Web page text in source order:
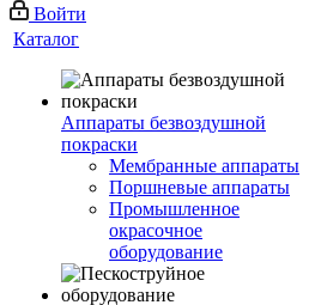
Войти
Каталог
Аппараты безвоздушной
покраски
Мембранные аппараты
Поршневые аппараты
Промышленное
окрасочное
оборудование